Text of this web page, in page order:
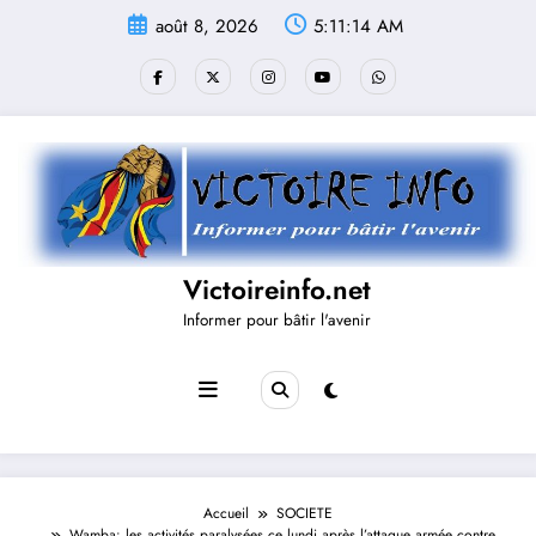
août 8, 2026 5:11:14 AM
Victoireinfo.net
Informer pour bâtir l'avenir
Accueil
SOCIETE